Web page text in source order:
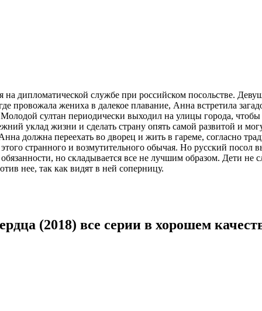
дипломатической службе при российском посольстве.
провожала жениха в далекое плавание, Анна встретила
султан периодически выходил на улицы города,
уклад жизни и сделать страну опять самой развитой и
должна переехать во дворец и жить в гареме, согласно
странного и возмутительного обычая. Но русский посол
но складывается все не лучшим образом. Дети
нее, так как видят в ней соперницу.
(2018) все серии в хорошем